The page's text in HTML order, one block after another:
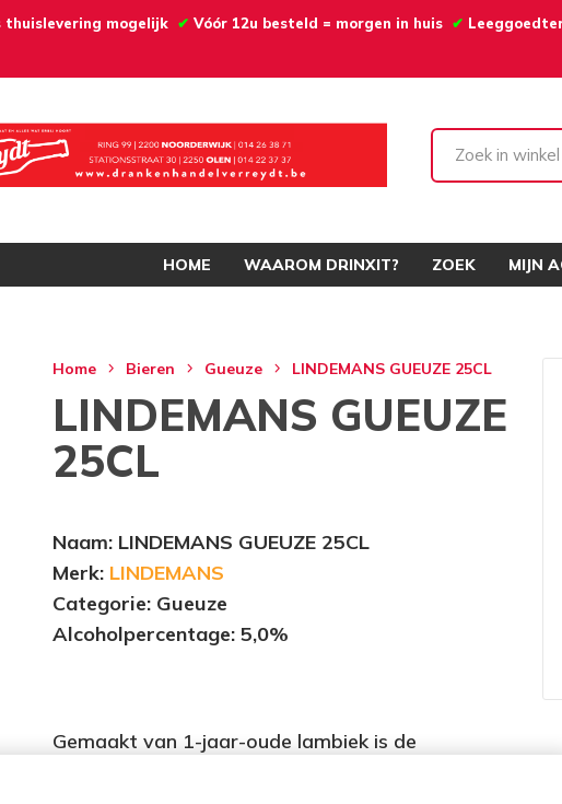
mogelijk ✔ Vóór 12u besteld = morgen in huis ✔
HOME WAAROM DRINXIT? ZOEK MIJN
Home Bieren Gueuze LINDEMANS GUEUZE 25CL
LINDEMANS GUEUZE
25CL
Naam: LINDEMANS GUEUZE 25CL
Merk: LINDEMANS
Categorie: Gueuze
Alcoholpercentage: 5,0%
Gemaakt van 1-jaar-oude lambiek is de